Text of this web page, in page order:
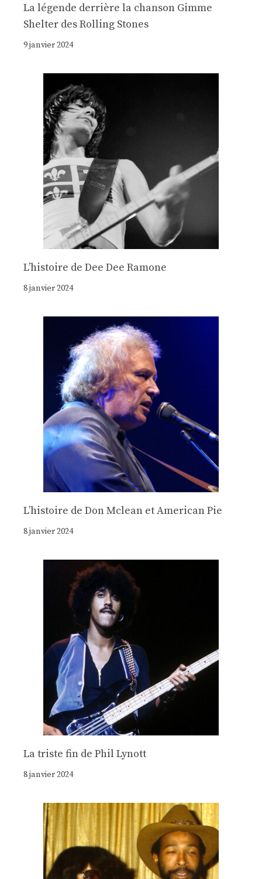
La légende derrière la chanson Gimme
Shelter des Rolling Stones
9 janvier 2024
Lʼhistoire de Dee Dee Ramone
8 janvier 2024
Lʼhistoire de Don Mclean et American Pie
8 janvier 2024
La triste fin de Phil Lynott
8 janvier 2024